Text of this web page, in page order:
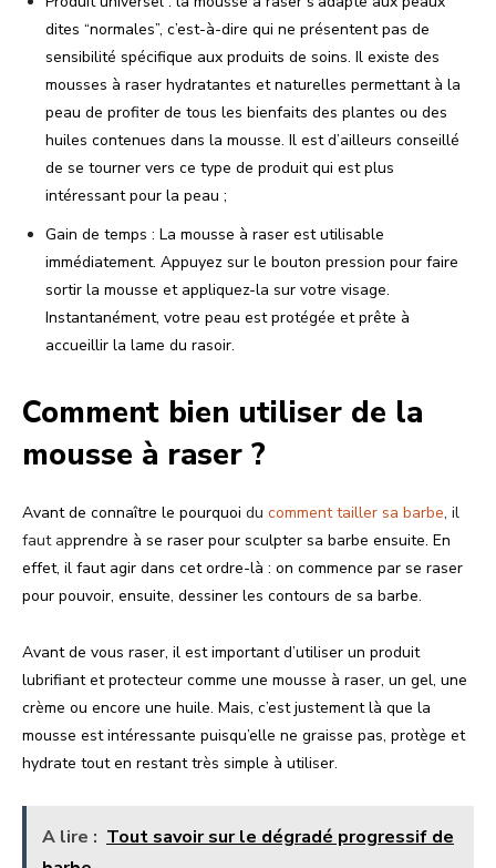
dites “normales”, c’est-à-dire qui ne présentent pas de
sensibilité spécifique aux produits de soins. Il existe des
mousses à raser hydratantes et naturelles permettant à la
peau de profiter de tous les bienfaits des plantes ou des
huiles contenues dans la mousse. Il est d’ailleurs conseillé
de se tourner vers ce type de produit qui est plus
intéressant pour la peau ;
Gain de temps : La mousse à raser est utilisable
immédiatement. Appuyez sur le bouton pression pour faire
sortir la mousse et appliquez-la sur votre visage.
Instantanément, votre peau est protégée et prête à
accueillir la lame du rasoir.
Comment bien utiliser de la
mousse à raser ?
Avant de connaître le pourquoi du comment tailler sa barbe, il
faut apprendre à se raser pour sculpter sa barbe ensuite. En
effet, il faut agir dans cet ordre-là : on commence par se raser
pour pouvoir, ensuite, dessiner les contours de sa barbe.
Avant de vous raser, il est important d’utiliser un produit
lubrifiant et protecteur comme une mousse à raser, un gel, une
crème ou encore une huile. Mais, c’est justement là que la
mousse est intéressante puisqu’elle ne graisse pas, protège et
hydrate tout en restant très simple à utiliser.
A lire : Tout savoir sur le dégradé progressif de